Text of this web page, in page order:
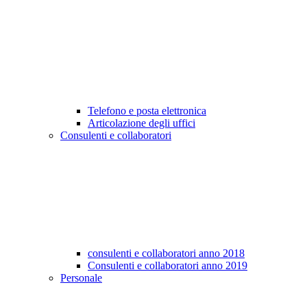
Telefono e posta elettronica
Articolazione degli uffici
Consulenti e collaboratori
consulenti e collaboratori anno 2018
Consulenti e collaboratori anno 2019
Personale